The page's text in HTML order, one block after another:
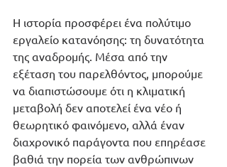
Η ιστορία προσφέρει ένα πολύτιμο
εργαλείο κατανόησης: τη δυνατότητα
της αναδρομής. Μέσα από την
εξέταση του παρελθόντος, μπορούμε
να διαπιστώσουμε ότι η κλιματική
μεταβολή δεν αποτελεί ένα νέο ή
θεωρητικό φαινόμενο, αλλά έναν
διαχρονικό παράγοντα που επηρέασε
βαθιά την πορεία των ανθρώπινων